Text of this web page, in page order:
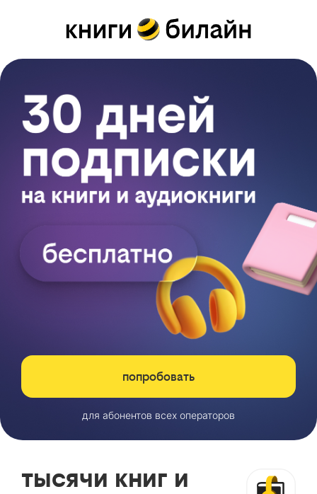
попробовать
для абонентов всех операторов
тысячи книг и